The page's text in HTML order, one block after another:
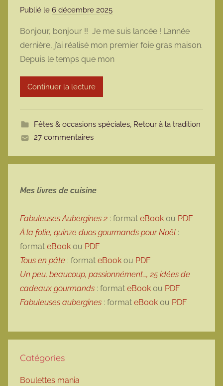
Publié le 6 décembre 2025
r
m
a
t
Bonjour, bonjour !! Je me suis lancée ! L’année
dernière, j’ai réalisé mon premier foie gras maison.
Depuis le temps que mon
Continuer la lecture
Fêtes & occasions spéciales, Retour à la tradition
27 commentaires
Mes livres de cuisine
Fabuleuses Aubergines 2 : format eBook ou PDF
À la folie, quinze duos gourmands pour Noël :
format eBook ou PDF
Tous en pâte : format eBook ou PDF
Un peu, beaucoup, passionnément…, 25 idées de
cadeaux gourmands : format eBook ou PDF
Fabuleuses aubergines : format eBook ou PDF
Catégories
Boulettes mania